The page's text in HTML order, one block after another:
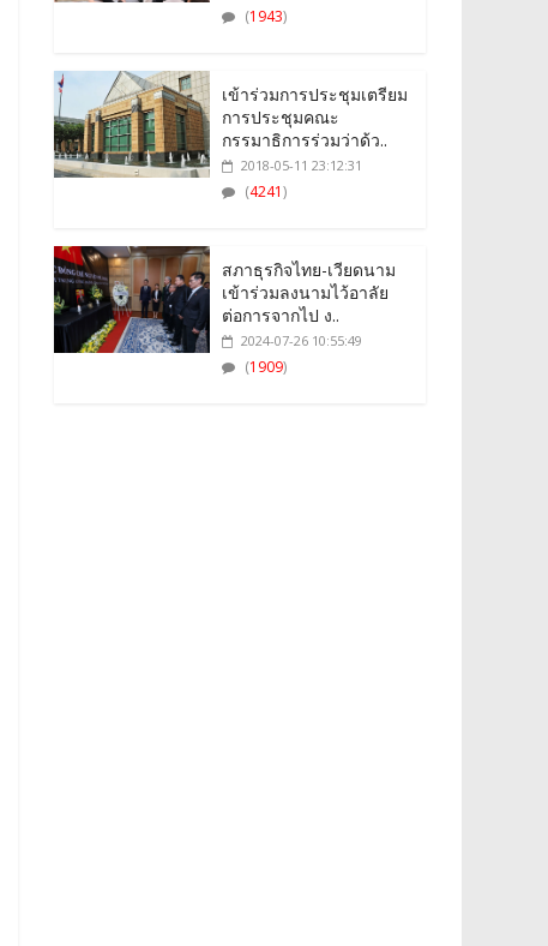
(1943)
เข้าร่วมการประชุมเตรียม
การประชุมคณะ
กรรมาธิการร่วมว่าด้ว..
2018-05-11 23:12:31
(4241)
สภาธุรกิจไทย-เวียดนาม
เข้าร่วมลงนามไว้อาลัย
ต่อการจากไป ง..
2024-07-26 10:55:49
(1909)